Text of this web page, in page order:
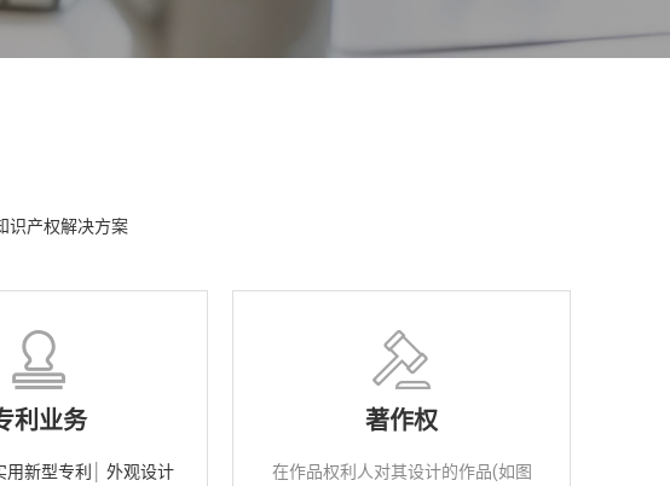
识产权解决方案
利业务
用新型专利
外观设计
著作权
在作品权利人对其设计的作品(如图